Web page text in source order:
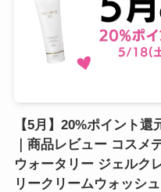
【5月】20%ポイント
｜商品レビュー コスメ
ウォータリー ジェルク
リークリームウォッシュ